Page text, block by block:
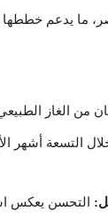
ما يدعم خططها
التحسن يعكس